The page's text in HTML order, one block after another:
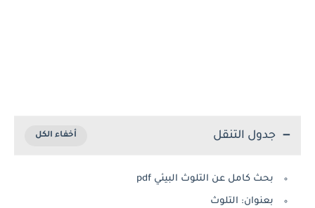
جدول التنقل
بحث كامل عن التلوث البيئي pdf
بعنوان: التلوث